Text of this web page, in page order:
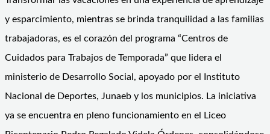
y esparcimiento, mientras se brinda tranquilidad a las familias
trabajadoras, es el corazón del programa “Centros de
Cuidados para Trabajos de Temporada” que lidera el
ministerio de Desarrollo Social, apoyado por el Instituto
Nacional de Deportes, Junaeb y los municipios. La iniciativa
ya se encuentra en pleno funcionamiento en el Liceo